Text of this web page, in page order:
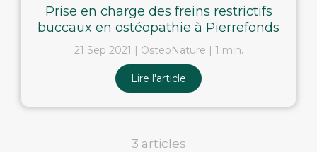
Prise en charge des freins restrictifs
buccaux en ostéopathie à Pierrefonds
21 Sep 2021 OsteoNature 1 min.
Lire l'article
3 articles